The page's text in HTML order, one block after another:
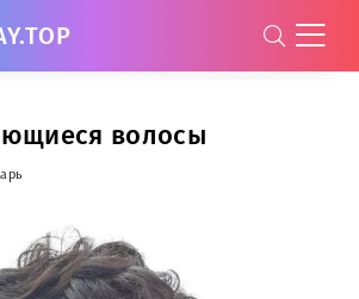
волосы